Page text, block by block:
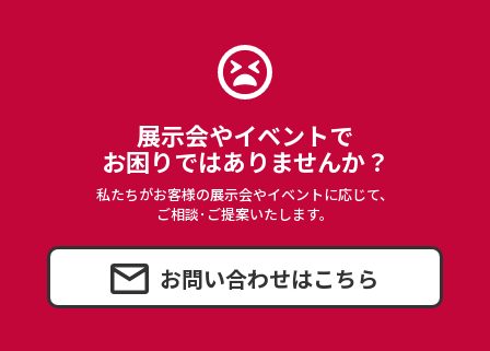
展示会やイベントで
お困りではありませんか？
私たちがお客様の展示会やイベントに応じて、
ご相談･ご提案いたします。
お問い合わせはこちら